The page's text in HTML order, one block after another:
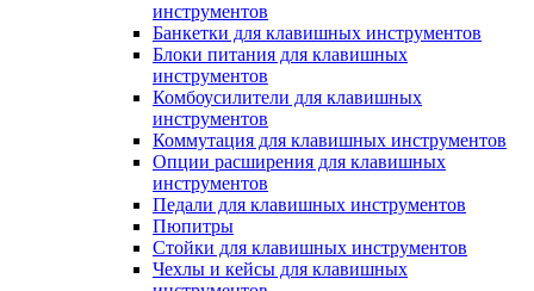
инструментов
Банкетки для клавишных инструментов
Блоки питания для клавишных
инструментов
Комбоусилители для клавишных
инструментов
Коммутация для клавишных инструментов
Опции расширения для клавишных
инструментов
Педали для клавишных инструментов
Пюпитры
Стойки для клавишных инструментов
Чехлы и кейсы для клавишных